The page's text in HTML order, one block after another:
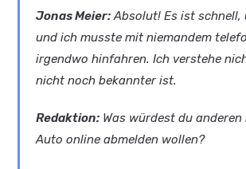
Jonas Meier:Absolut! Es ist
und ich musste mit niemandem
irgendwo hinfahren. Ich verstehe
nicht noch bekannter ist.
Redaktion: Was würdest du
Auto online abmelden wollen?